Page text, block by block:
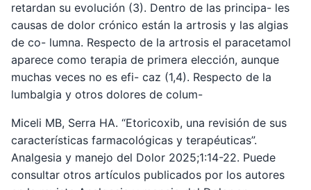
retardan su evolución (3). Dentro de las principa- les
causas de dolor crónico están la artrosis y las algias
de co- lumna. Respecto de la artrosis el paracetamol
aparece como terapia de primera elección, aunque
muchas veces no es efi- caz (1,4). Respecto de la
lumbalgia y otros dolores de colum-
Miceli MB, Serra HA. “Etoricoxib, una revisión de sus
características farmacológicas y terapéuticas”.
Analgesia y manejo del Dolor 2025;1:14-22. Puede
consultar otros artículos publicados por los autores